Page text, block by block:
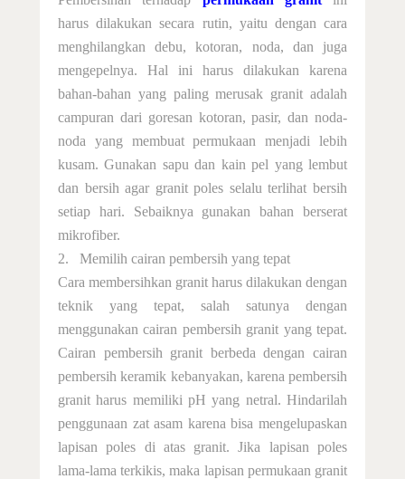
harus dilakukan secara rutin, yaitu dengan cara
menghilangkan debu, kotoran, noda, dan juga
mengepelnya. Hal ini harus dilakukan karena
bahan-bahan yang paling merusak granit adalah
campuran dari goresan kotoran, pasir, dan noda-
noda yang membuat permukaan menjadi lebih
kusam. Gunakan sapu dan kain pel yang lembut
dan bersih agar granit poles selalu terlihat bersih
setiap hari. Sebaiknya gunakan bahan berserat
mikrofiber.
2.
Memilih cairan pembersih yang tepat
Cara membersihkan granit harus dilakukan dengan
teknik yang tepat, salah satunya dengan
menggunakan cairan pembersih granit yang tepat.
Cairan pembersih granit berbeda dengan cairan
pembersih keramik kebanyakan, karena pembersih
granit harus memiliki pH yang netral. Hindarilah
penggunaan zat asam karena bisa mengelupaskan
lapisan poles di atas granit. Jika lapisan poles
lama-lama terkikis, maka lapisan permukaan granit